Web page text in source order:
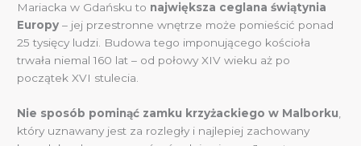
Mariacka w Gdańsku to największa ceglana świątynia
Europy – jej przestronne wnętrze może pomieścić ponad
25 tysięcy ludzi. Budowa tego imponującego kościoła
trwała niemal 160 lat – od połowy XIV wieku aż po
początek XVI stulecia.
Nie sposób pominąć zamku krzyżackiego w Malborku
który uznawany jest za rozległy i najlepiej zachowany